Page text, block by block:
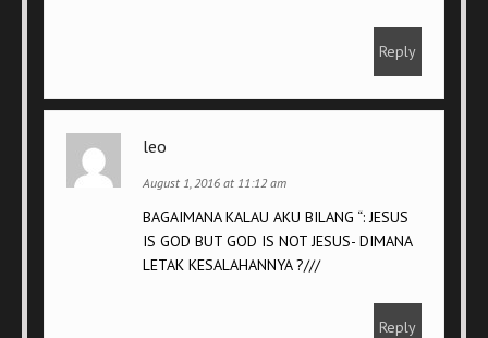
Reply
leo
August 1, 2016 at 11:12 am
BAGAIMANA KALAU AKU BILANG “: JESUS
IS GOD BUT GOD IS NOT JESUS- DIMANA
LETAK KESALAHANNYA ?///
Reply